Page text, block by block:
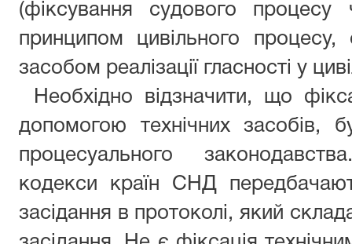
(фіксування судового
принципом цивільного
засобом реалізації гласності у
Необхідно відзначити, що
допомогою технічних засобів,
процесуального
кодекси країн СНД
засідання в протоколі, який